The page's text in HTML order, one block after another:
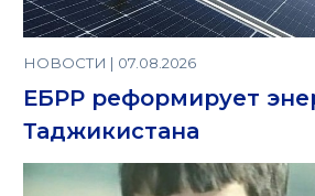
НОВОСТИ | 07.08.2026
ЕБРР реформирует
Таджикистана